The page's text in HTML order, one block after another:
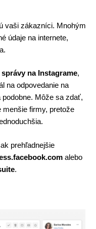
vaši zákazníci. Mnohým
údaje na internete,
na Instagrame,
na odpovedanie na
Môže sa zdať,
menšie firmy, pretože
prehľadnejšie
alebo
.